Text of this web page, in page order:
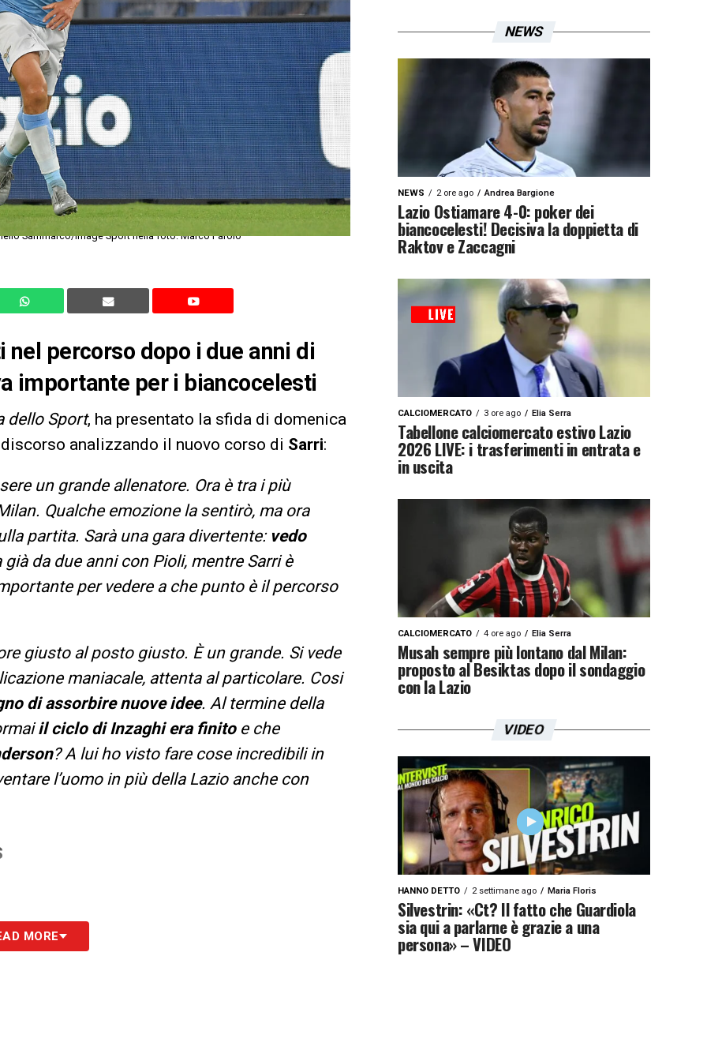
Sammarco/Image Sport nella foto: Marco Parolo
percorso dopo i due anni di
importante per i biancocelesti
dello Sport, ha presentato la sfida di domenica
analizzando il nuovo corso di Sarri:
un grande allenatore. Ora è tra i più
Qualche emozione la sentirò, ma ora
partita. Sarà una gara divertente: vedo
da due anni con Pioli, mentre Sarri è
per vedere a che punto è il percorso
giusto al posto giusto. È un grande. Si vede
maniacale, attenta al particolare. Cosi
di assorbire nuove idee. Al termine della
il ciclo di Inzaghi era finitoe che
? A lui ho visto fare cose incredibili in
l’uomo in più della Lazio anche con
MORE
NEWS
NEWS 2 ore ago Andrea Bargione
Lazio Ostiamare 4-0: poker dei
biancocelesti! Decisiva la doppietta di
Raktov e Zaccagni
CALCIOMERCATO 3 ore ago Elia Serra
Tabellone calciomercato estivo Lazio
2026 LIVE: i trasferimenti in entrata e
in uscita
CALCIOMERCATO 4 ore ago Elia Serra
Musah sempre più lontano dal Milan:
proposto al Besiktas dopo il sondaggio
con la Lazio
VIDEO
HANNO DETTO 2 settimane ago Maria Floris
Silvestrin: «Ct? Il fatto che Guardiola
sia qui a parlarne è grazie a una
persona» – VIDEO